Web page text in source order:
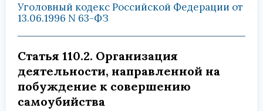
Уголовный кодекс Российской Федерации от
13.06.1996 N 63-ФЗ
Статья 110.2. Организация
деятельности, направленной на
побуждение к совершению
самоубийства